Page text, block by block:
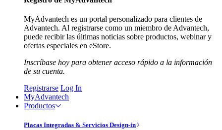
MyAdvantech es un portal personalizado para clientes de
Advantech. Al registrarse como un miembro de Advantech,
puede recibir las últimas noticias sobre productos, webinar y
ofertas especiales en eStore.
Inscríbase hoy para obtener acceso rápido a la información
de su cuenta.
Registrarse Log In
MyAdvantech
Productos
Placas Integradas & Servicios Design-in